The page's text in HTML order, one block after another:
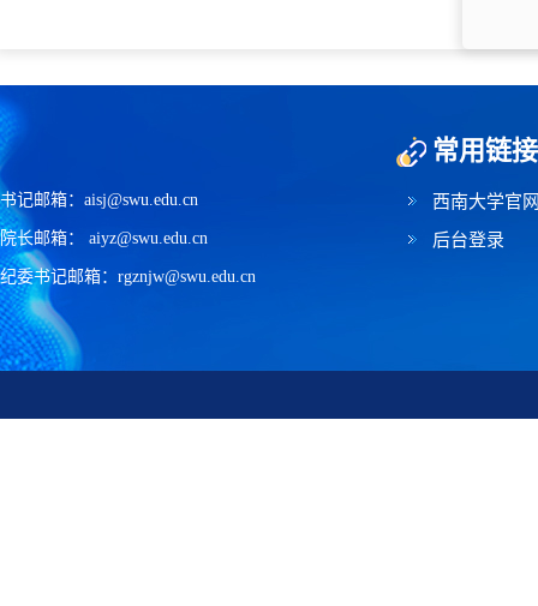
书记邮箱：aisj@swu.edu.cn
院长邮箱： aiyz@swu.edu.cn
纪委书记邮箱：rgznjw@swu.edu.cn
常用链接
西南大学官
后台登录